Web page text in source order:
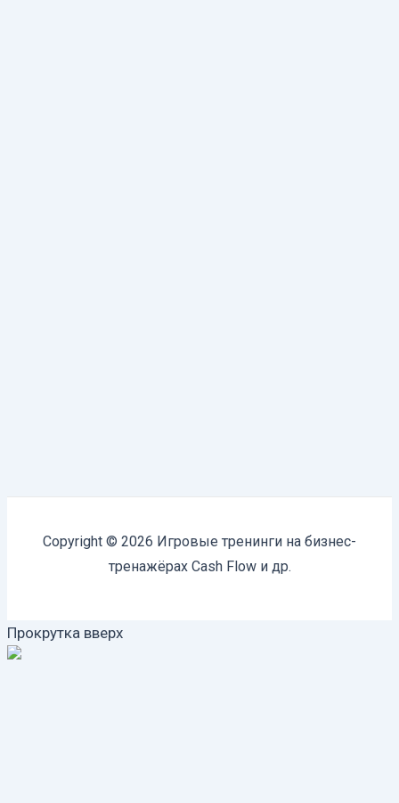
Copyright © 2026 Игровые тренинги на бизнес-
тренажёрах Cash Flow и др.
Прокрутка вверх